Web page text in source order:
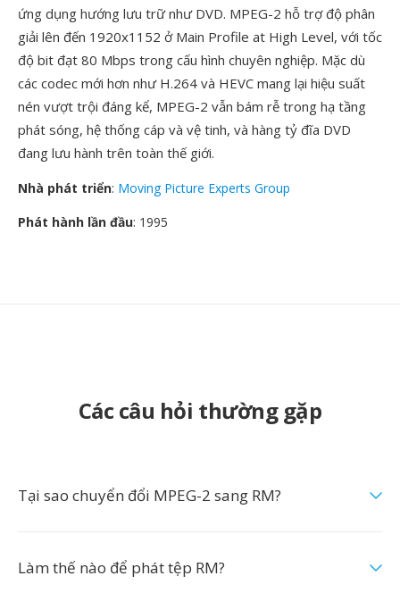
ứng dụng hướng lưu trữ như DVD. MPEG-2 hỗ trợ độ phân
giải lên đến 1920x1152 ở Main Profile at High Level, với tốc
độ bit đạt 80 Mbps trong cấu hình chuyên nghiệp. Mặc dù
các codec mới hơn như H.264 và HEVC mang lại hiệu suất
nén vượt trội đáng kể, MPEG-2 vẫn bám rễ trong hạ tầng
phát sóng, hệ thống cáp và vệ tinh, và hàng tỷ đĩa DVD
đang lưu hành trên toàn thế giới.
Nhà phát triển: Moving Picture Experts Group
Phát hành lần đầu: 1995
Các câu hỏi thường gặp
Tại sao chuyển đổi MPEG-2 sang RM?
Làm thế nào để phát tệp RM?